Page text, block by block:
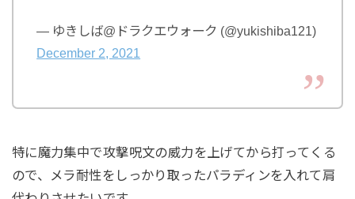
— ゆきしば@ドラクエウォーク (@yukishiba121)
December 2, 2021
特に魔力集中で攻撃呪文の威力を上げてから打ってくる
ので、メラ耐性をしっかり取ったパラディンを入れて肩